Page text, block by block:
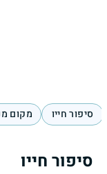
סיפור חייו מקום
סיפור חייו